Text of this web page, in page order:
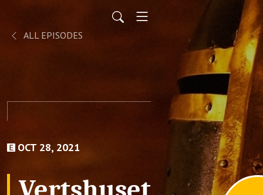
ALL EPISODES
OCT 28, 2021